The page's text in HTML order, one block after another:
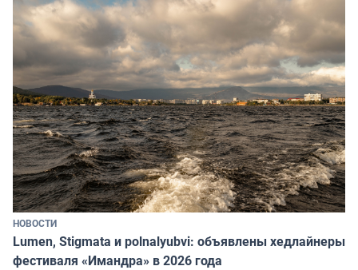
НОВОСТИ
Lumen, Stigmata и polnalyubvi: объявлены хедлайнеры
фестиваля «Имандра» в 2026 года